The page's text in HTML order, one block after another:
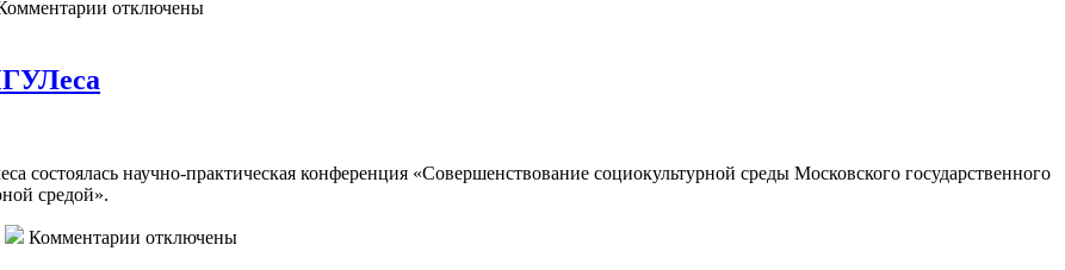
МГУЛ
к
–
для
МГУЛ
отключены
состоялась научно-практическая конференция «Совершенствование социокультурной среды Московского государственного
средой».
Комментарии котключены